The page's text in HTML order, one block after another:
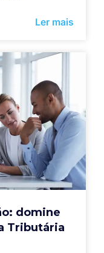
Ler mais
domine
Tributária